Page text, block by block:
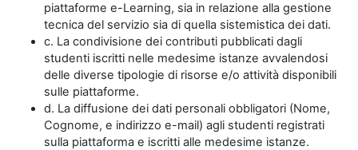
piattaforme e-Learning, sia in relazione alla gestione
tecnica del servizio sia di quella sistemistica dei dati.
c. La condivisione dei contributi pubblicati dagli
studenti iscritti nelle medesime istanze avvalendosi
delle diverse tipologie di risorse e/o attività disponibili
sulle piattaforme.
d. La diffusione dei dati personali obbligatori (Nome,
Cognome, e indirizzo e-mail) agli studenti registrati
sulla piattaforma e iscritti alle medesime istanze.